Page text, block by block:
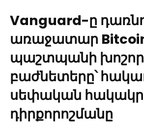
Vanguard-ը
առաջատար
պաշտպանի
բաժնետերը՝
սեփական
դիրքորոշմանը